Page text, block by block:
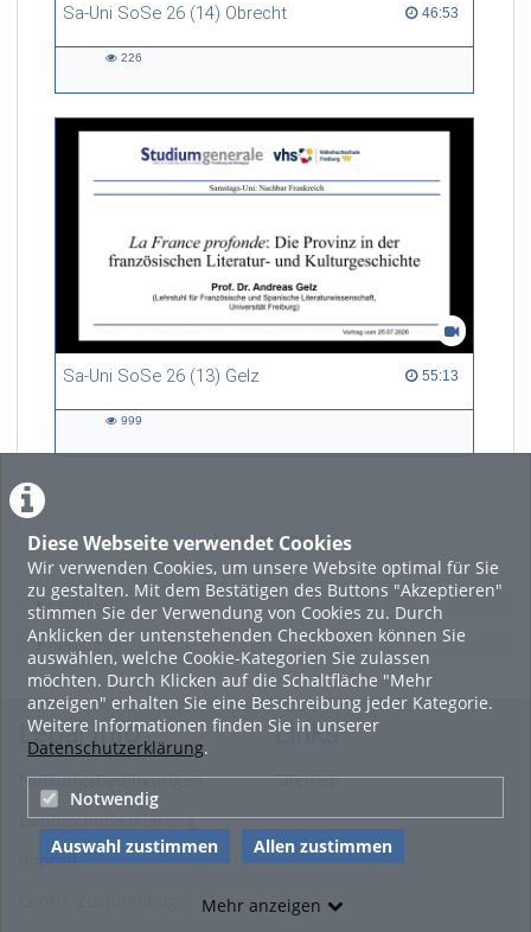
Diese Webseite verwendet Cookies
Wir verwenden Cookies, um unsere Website optimal für Sie
zu gestalten. Mit dem Bestätigen des Buttons "Akzeptieren"
stimmen Sie der Verwendung von Cookies zu. Durch
Anklicken der untenstehenden Checkboxen können Sie
auswählen, welche Cookie-Kategorien Sie zulassen
möchten. Durch Klicken auf die Schaltfläche "Mehr
anzeigen" erhalten Sie eine Beschreibung jeder Kategorie.
Weitere Informationen finden Sie in unserer
Datenschutzerklärung.
Notwendig
Auswahl zustimmen Allen zustimmen
Mehr anzeigen
Sa-Uni SoSe 26 (14) Obrecht 46:53
46:53 duration
226
Sa-Uni SoSe 26 (13) Gelz 55:13
55:13 duration
999
LADE MEHR
Featured
Beliebtheit
Legal Info
Nutzungsbedingungen
Datenschutzerklärung
Imprint
Links
Sitemap